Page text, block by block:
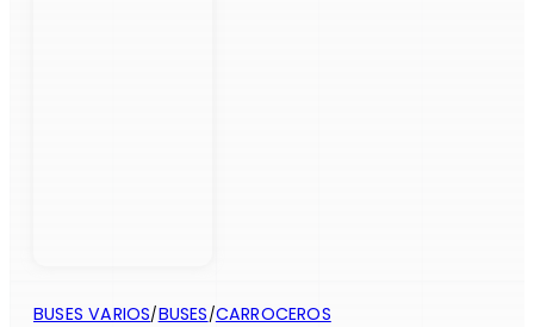
BUSES VARIOS/BUSES/CARROCEROS